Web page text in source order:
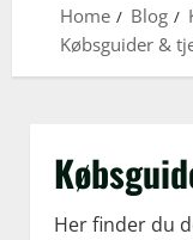
Home Blog
Købsguider &
Her finder du